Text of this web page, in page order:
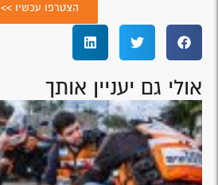
הצטרפו עכשיו >>
אולי גם יעניין אותך